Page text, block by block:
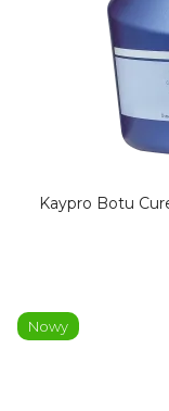
Kaypro Botu
Nowy